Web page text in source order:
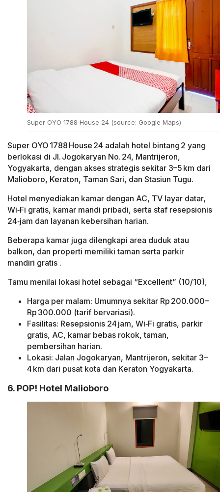
Super OYO 1788 House 24 (source: Google Maps)
Super OYO 1788 House 24 adalah hotel bintang 2 yang
berlokasi di Jl. Jogokaryan No. 24, Mantrijeron,
Yogyakarta, dengan akses strategis sekitar 3–5 km dari
Malioboro, Keraton, Taman Sari, dan Stasiun Tugu.
Hotel menyediakan kamar dengan AC, TV layar datar,
Wi‑Fi gratis, kamar mandi pribadi, serta staf resepsionis
24‑jam dan layanan kebersihan harian.
Beberapa kamar juga dilengkapi area duduk atau
balkon, dan properti memiliki taman serta parkir
mandiri gratis .
Tamu menilai lokasi hotel sebagai “Excellent” (10/10),
Harga per malam: Umumnya sekitar Rp 200.000–
Rp 300.000 (tarif bervariasi).
Fasilitas: Resepsionis 24 jam, Wi‑Fi gratis, parkir
gratis, AC, kamar bebas rokok, taman,
pembersihan harian.
Lokasi: Jalan Jogokaryan, Mantrijeron, sekitar 3–
4 km dari pusat kota dan Keraton Yogyakarta.
6. POP! Hotel Malioboro